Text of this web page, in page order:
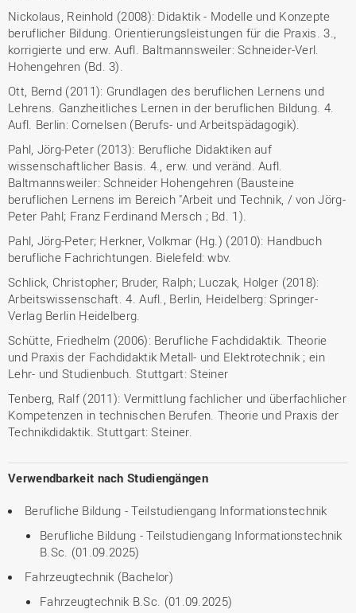
Nickolaus, Reinhold (2008): Didaktik - Modelle und Konzepte
beruflicher Bildung. Orientierungsleistungen für die Praxis. 3.,
korrigierte und erw. Aufl. Baltmannsweiler: Schneider-Verl.
Hohengehren (Bd. 3).
Ott, Bernd (2011): Grundlagen des beruflichen Lernens und
Lehrens. Ganzheitliches Lernen in der beruflichen Bildung. 4.
Aufl. Berlin: Cornelsen (Berufs- und Arbeitspädagogik).
Pahl, Jörg-Peter (2013): Berufliche Didaktiken auf
wissenschaftlicher Basis. 4., erw. und veränd. Aufl.
Baltmannsweiler: Schneider Hohengehren (Bausteine
beruflichen Lernens im Bereich "Arbeit und Technik, / von Jörg-
Peter Pahl; Franz Ferdinand Mersch ; Bd. 1).
Pahl, Jörg-Peter; Herkner, Volkmar (Hg.) (2010): Handbuch
berufliche Fachrichtungen. Bielefeld: wbv.
Schlick, Christopher; Bruder, Ralph; Luczak, Holger (2018):
Arbeitswissenschaft. 4. Aufl., Berlin, Heidelberg: Springer-
Verlag Berlin Heidelberg.
Schütte, Friedhelm (2006): Berufliche Fachdidaktik. Theorie
und Praxis der Fachdidaktik Metall- und Elektrotechnik ; ein
Lehr- und Studienbuch. Stuttgart: Steiner
Tenberg, Ralf (2011): Vermittlung fachlicher und überfachlicher
Kompetenzen in technischen Berufen. Theorie und Praxis der
Technikdidaktik. Stuttgart: Steiner.
Verwendbarkeit nach Studiengängen
Berufliche Bildung - Teilstudiengang Informationstechnik
Berufliche Bildung - Teilstudiengang Informationstechnik
B.Sc. (01.09.2025)
Fahrzeugtechnik (Bachelor)
Fahrzeugtechnik B.Sc. (01.09.2025)